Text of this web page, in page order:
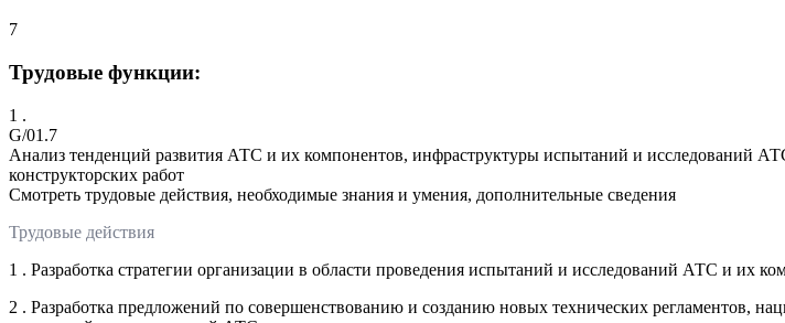
7
Трудовые функции:
1 .
G/01.7
Анализ тенденций развития АТС и их компонентов, инфраструктуры испытаний и исследований
конструкторских работ
Смотреть трудовые действия, необходимые знания и умения, дополнительные сведения
Трудовые действия
1 . Разработка стратегии организации в области проведения испытаний и исследований АТС и их
2 . Разработка предложений по совершенствованию и созданию новых технических регламентов,